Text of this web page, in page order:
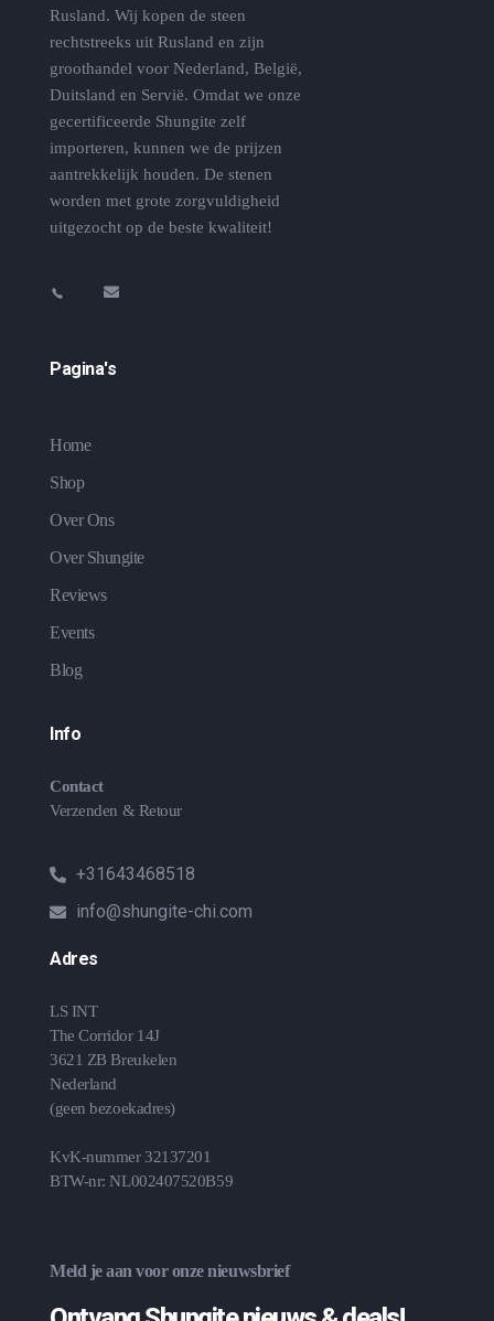
Rusland. Wij kopen de steen
rechtstreeks uit Rusland en zijn
groothandel voor Nederland, België,
Duitsland en Servië. Omdat we onze
gecertificeerde Shungite zelf
importeren, kunnen we de prijzen
aantrekkelijk houden. De stenen
worden met grote zorgvuldigheid
uitgezocht op de beste kwaliteit!
Pagina's
Home
Shop
Over Ons
Over Shungite
Reviews
Events
Blog
Info
Contact
Verzenden & Retour
+31643468518
info@shungite-chi.com
Adres
LS INT
The Corridor 14J
3621 ZB Breukelen
Nederland
(geen bezoekadres)
KvK-nummer 32137201
BTW-nr: NL002407520B59
Meld je aan voor onze nieuwsbrief